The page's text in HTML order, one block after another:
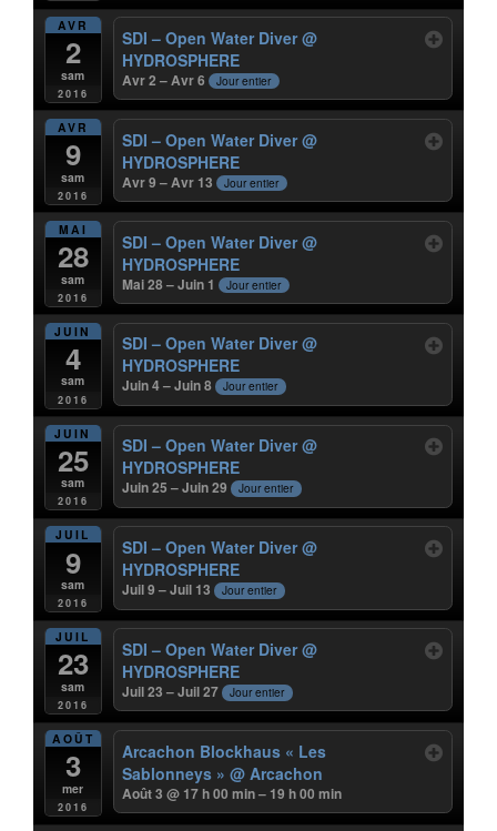
AVR
2
sam
2016
SDI – Open Water Diver@
HYDROSPHERE
Avr 2 – Avr 6 Jour entier
AVR
9
sam
2016
SDI – Open Water Diver@
HYDROSPHERE
Avr 9 – Avr 13 Jour entier
MAI
28
sam
2016
SDI – Open Water Diver@
HYDROSPHERE
Mai 28 – Juin 1 Jour entier
JUIN
4
sam
2016
SDI – Open Water Diver@
HYDROSPHERE
Juin 4 – Juin 8 Jour entier
JUIN
25
sam
2016
SDI – Open Water Diver@
HYDROSPHERE
Juin 25 – Juin 29 Jour entier
JUIL
9
sam
2016
SDI – Open Water Diver@
HYDROSPHERE
Juil 9 – Juil 13 Jour entier
JUIL
23
sam
2016
SDI – Open Water Diver@
HYDROSPHERE
Juil 23 – Juil 27 Jour entier
AOÛT
3
mer
2016
Arcachon Blockhaus « Les
Sablonneys »@ Arcachon
Août 3 @ 17 h 00 min – 19 h 00 min